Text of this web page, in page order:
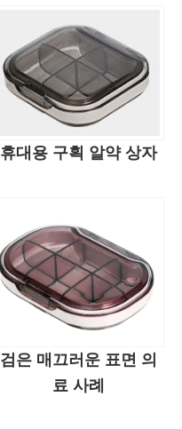
휴대용 구획 알약 상자
검은 매끄러운 표면 의
료 사례